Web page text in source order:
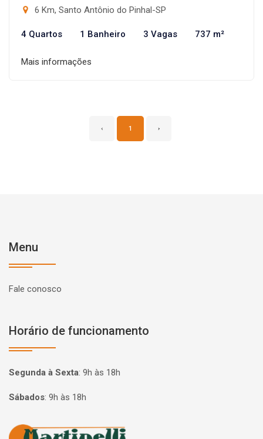
6 Km, Santo Antônio do Pinhal-SP
4 Quartos 1 Banheiro 3 Vagas 737 m²
Mais informações
‹ 1 ›
Menu
Fale conosco
Horário de funcionamento
Segunda à Sexta: 9h às 18h
Sábados: 9h às 18h
Página inicial